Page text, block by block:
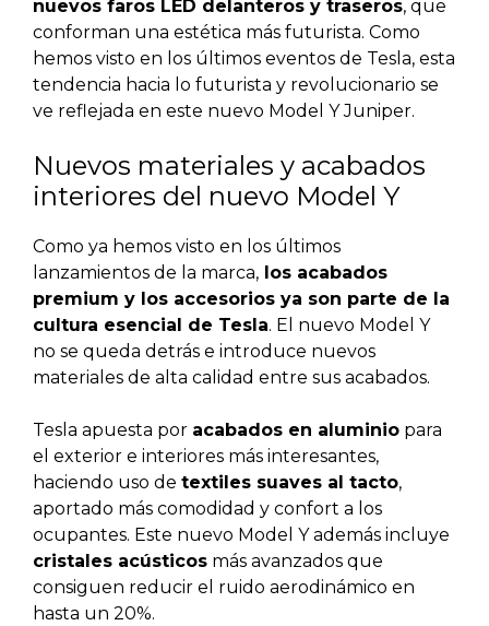
nuevos faros LED delanteros y traseros, que
conforman una estética más futurista. Como
hemos visto en los últimos eventos de Tesla, esta
tendencia hacia lo futurista y revolucionario se
ve reflejada en este nuevo Model Y Juniper.
Nuevos materiales y acabados
interiores del nuevo Model Y
Como ya hemos visto en los últimos
lanzamientos de la marca, los acabados
premium y los accesorios ya son parte de la
cultura esencial de Tesla. El nuevo Model Y
no se queda detrás e introduce nuevos
materiales de alta calidad entre sus acabados.
Tesla apuesta por acabados en aluminio para
el exterior e interiores más interesantes,
haciendo uso de textiles suaves al tacto,
aportado más comodidad y confort a los
ocupantes. Este nuevo Model Y además incluye
cristales acústicos más avanzados que
consiguen reducir el ruido aerodinámico en
hasta un 20%.